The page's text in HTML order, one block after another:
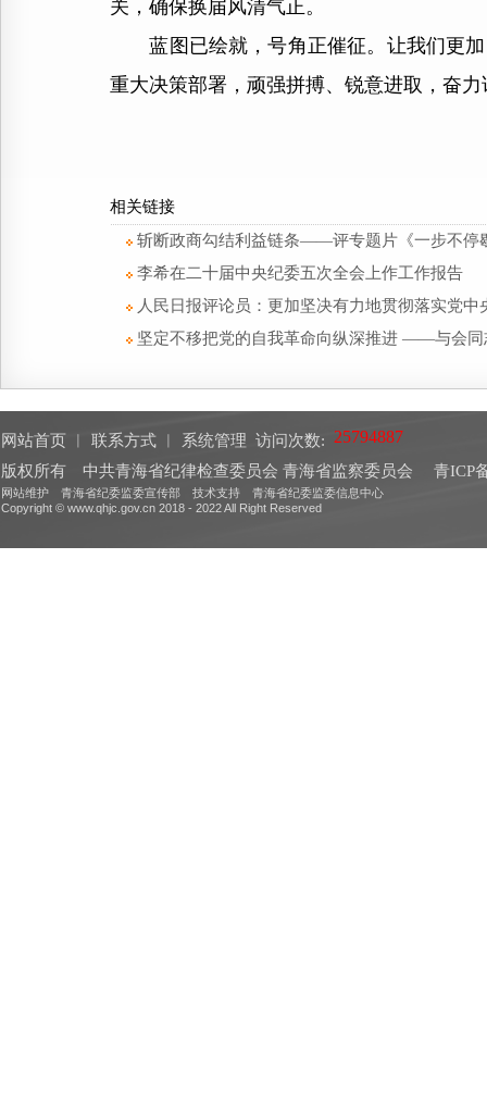
关，确保换届风清气正。
蓝图已绘就，号角正催征。让我们更加
重大决策部署，顽强拼搏、锐意进取，奋
相关链接
斩断政商勾结利益链条——评专题片《一步不停
李希在二十届中央纪委五次全会上作工作报告
人民日报评论员：更加坚决有力地贯彻落实党
坚定不移把党的自我革命向纵深推进 ——与会同
网站首页 联系方式 系统管理 访问次数:
版权所有 中共青海省纪律检查委员会 青海省监察委员会
青ICP
网站维护 青海省纪委监委宣传部 技术支持 青海省纪委监委信息中心
Copyright © www.qhjc.gov.cn 2018 - 2022 All Right Reserved